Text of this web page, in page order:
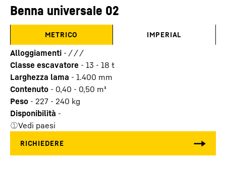
Benna universale 02
METRICO IMPERIAL
Alloggiamenti - / / /
Classe escavatore - 13 - 18 t
Larghezza lama - 1.400 mm
Contenuto - 0,40 - 0,50 m³
Peso - 227 - 240 kg
Disponibilità -
Vedi paesi